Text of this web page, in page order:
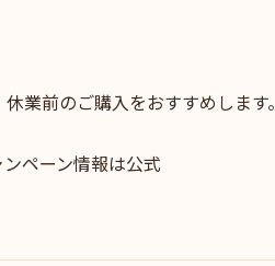
業前のご購入をおすすめします。
ペーン情報は公式